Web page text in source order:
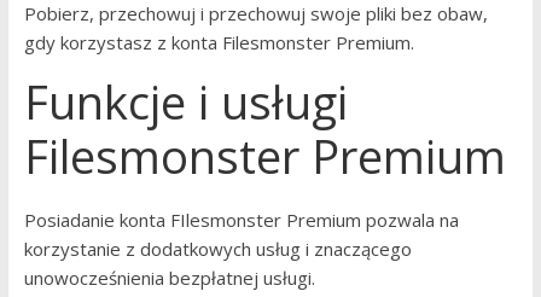
Pobierz, przechowuj i przechowuj swoje pliki bez obaw,
gdy korzystasz z konta Filesmonster Premium.
Funkcje i usługi
Filesmonster Premium
Posiadanie konta FIlesmonster Premium pozwala na
korzystanie z dodatkowych usług i znaczącego
unowocześnienia bezpłatnej usługi.